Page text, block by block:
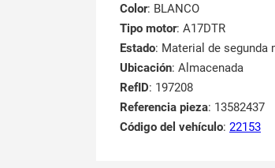
Color: BLANCO
Tipo motor: A17DTR
Estado: Material de segunda
Ubicación: Almacenada
RefID: 197208
Referencia pieza: 13582437
Código del vehículo: 22153